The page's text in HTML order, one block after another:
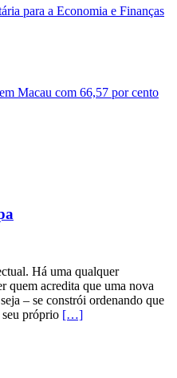
para a Economia e Finanças
Macau com 66,57 por cento
Há uma qualquer
quem acredita que uma nova
– se constrói ordenando que
próprio […]